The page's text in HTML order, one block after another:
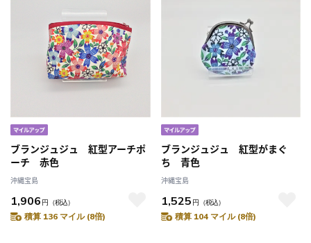
ブランジュジュ 紅型アーチポ
ーチ 赤色
沖縄宝島
1,906 円 （税込）
積算 136 マイル (8倍)
ブランジュジュ 紅型がまぐ
ち 青色
沖縄宝島
1,525 円 （税込）
積算 104 マイル (8倍)